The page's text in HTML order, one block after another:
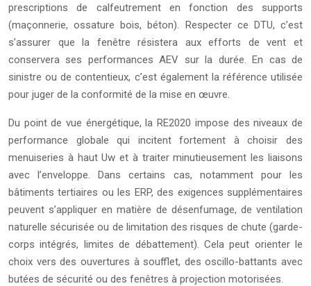
prescriptions de calfeutrement en fonction des supports
(maçonnerie, ossature bois, béton). Respecter ce DTU, c’est
s’assurer que la fenêtre résistera aux efforts de vent et
conservera ses performances AEV sur la durée. En cas de
sinistre ou de contentieux, c’est également la référence utilisée
pour juger de la conformité de la mise en œuvre.
Du point de vue énergétique, la RE2020 impose des niveaux de
performance globale qui incitent fortement à choisir des
menuiseries à haut Uw et à traiter minutieusement les liaisons
avec l’enveloppe. Dans certains cas, notamment pour les
bâtiments tertiaires ou les ERP, des exigences supplémentaires
peuvent s’appliquer en matière de désenfumage, de ventilation
naturelle sécurisée ou de limitation des risques de chute (garde-
corps intégrés, limites de débattement). Cela peut orienter le
choix vers des ouvertures à soufflet, des oscillo-battants avec
butées de sécurité ou des fenêtres à projection motorisées.